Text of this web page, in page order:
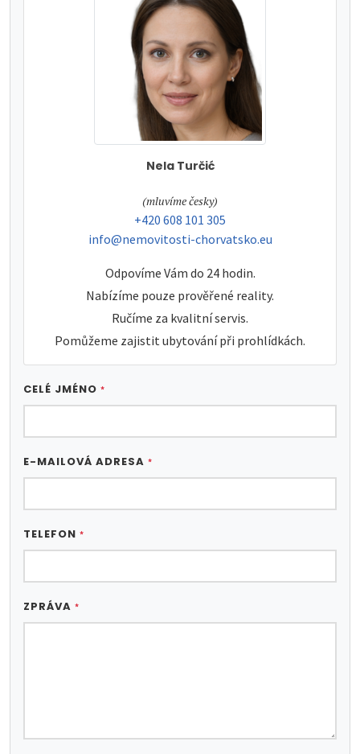
Nela Turčić
tel:
(mluvíme česky)
tel:
+420 608 101 305
e-mail:
info@nemovitosti-chorvatsko.eu
Odpovíme Vám do 24 hodin.
Nabízíme pouze prověřené reality.
Ručíme za kvalitní servis.
Pomůžeme zajistit ubytování při prohlídkách.
CELÉ JMÉNO *
E-MAILOVÁ ADRESA *
TELEFON *
ZPRÁVA *